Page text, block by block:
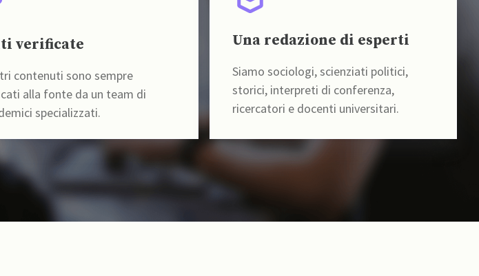
verificate
contenuti sono sempre
alla fonte da un team di
specializzati.
Una redazione di esperti
Siamo sociologi, scienziati politici,
storici, interpreti di conferenza,
ricercatori e docenti universitari.